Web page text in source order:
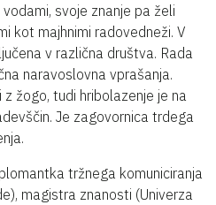
svoje znanje pa želi
kot majhnimi radovedneži. V
v različna društva. Rada
naravoslovna vprašanja.
žogo, tudi hribolazenje je na
Je zagovornica trdega
tržnega komuniciranja
magistra znanosti (Univerza